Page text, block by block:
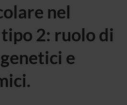
nel
2: ruolo di
e